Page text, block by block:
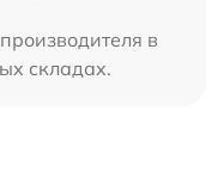
в
складах.